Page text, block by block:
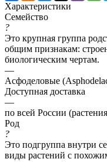
Характеристики
Семейство
?
Это крупная группа
общим признакам:
биологическим чертам.
—
Асфоделовые
Доступная доставка
—
по всей России
Род
?
Это подгруппа внутри
виды растений с